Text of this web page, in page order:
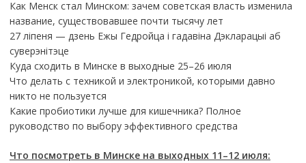
Как Менск стал Минском: зачем советская власть изменила
название, существовавшее почти тысячу лет
27 ліпеня — дзень Ежы Гедройца і гадавіна Дэкларацыі аб
суверэнітэце
Куда сходить в Минске в выходные 25–26 июля
Что делать с техникой и электроникой, которыми давно
никто не пользуется
Какие пробиотики лучше для кишечника? Полное
руководство по выбору эффективного средства
Что посмотреть в Минске на выходных 11–12 июля: